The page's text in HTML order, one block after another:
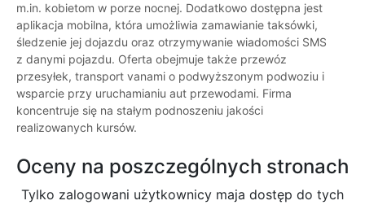
m.in. kobietom w porze nocnej. Dodatkowo dostępna jest
aplikacja mobilna, która umożliwia zamawianie taksówki,
śledzenie jej dojazdu oraz otrzymywanie wiadomości SMS
z danymi pojazdu. Oferta obejmuje także przewóz
przesyłek, transport vanami o podwyższonym podwoziu i
wsparcie przy uruchamianiu aut przewodami. Firma
koncentruje się na stałym podnoszeniu jakości
realizowanych kursów.
Oceny na poszczególnych stronach
Tylko zalogowani użytkownicy maja dostęp do tych